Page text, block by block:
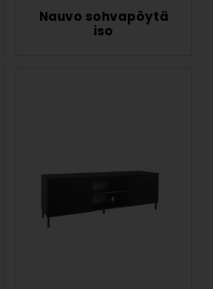
Nauvo sohvapöytä
iso